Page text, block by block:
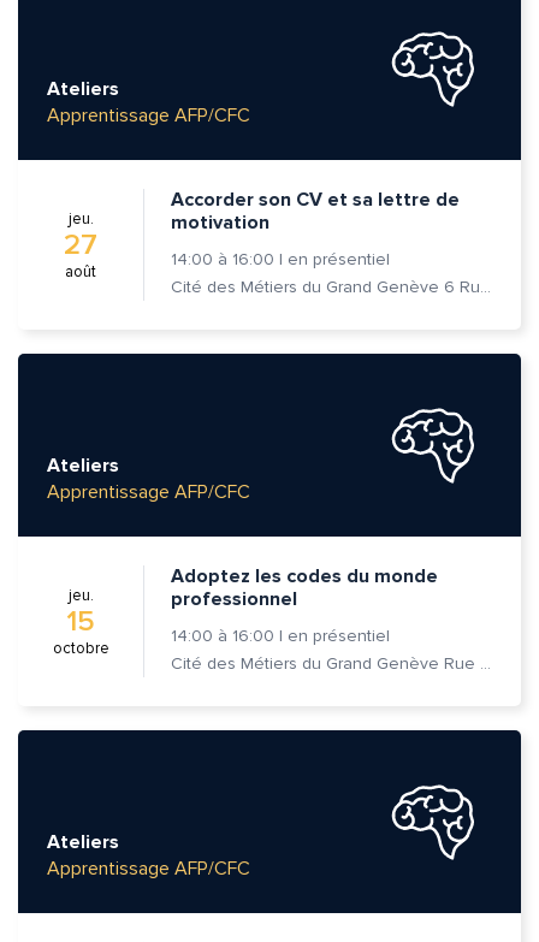
Ateliers
Apprentissage AFP/CFC
jeu.
27
août
Accorder son CV et sa lettre de
motivation
14:00 à 16:00 | en présentiel
Cité des Métiers du Grand Genève 6 Rue Prévost-Martin 1205 Genève
Ateliers
Apprentissage AFP/CFC
jeu.
15
octobre
Adoptez les codes du monde
professionnel
14:00 à 16:00 | en présentiel
Cité des Métiers du Grand Genève Rue Prévost-Martin 6 1205 Genève
Ateliers
Apprentissage AFP/CFC